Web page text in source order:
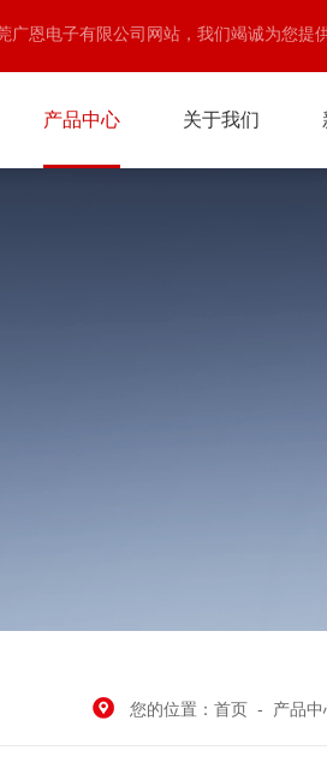
广恩电子有限公司网站，我们竭诚为您提
产品中心 关于我们
您的位置：首页 - 产品